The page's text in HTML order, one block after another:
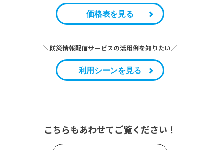
価格表を見る
＼防災情報配信サービスの活用例を知りたい／
利用シーンを見る
こちらもあわせてご覧ください！